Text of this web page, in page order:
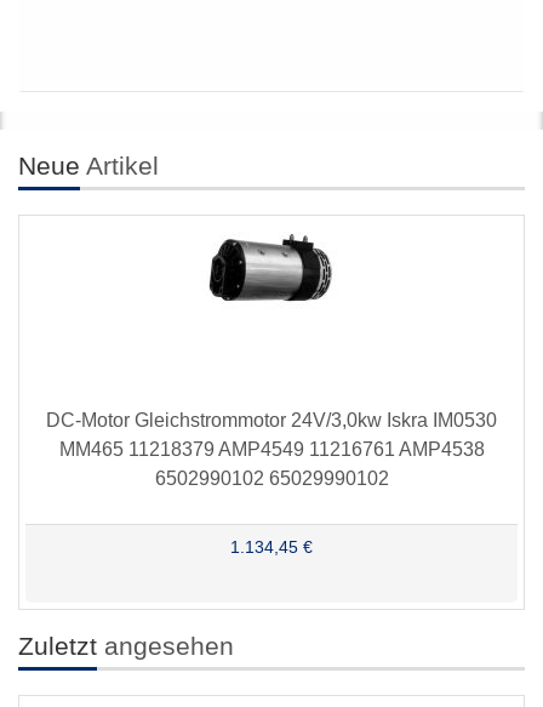
Neue Artikel
DC-Motor Gleichstrommotor 24V/3,0kw Iskra IM0530
MM465 11218379 AMP4549 11216761 AMP4538
6502990102 65029990102
1.134,45 €
Zuletzt angesehen